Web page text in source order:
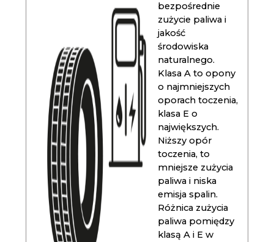
bezpośrednie
zużycie paliwa i
jakość
środowiska
naturalnego.
Klasa A to opony
o najmniejszych
oporach toczenia,
klasa E o
największych.
Niższy opór
toczenia, to
mniejsze zużycia
paliwa i niska
emisja spalin.
Różnica zużycia
paliwa pomiędzy
klasą A i E w